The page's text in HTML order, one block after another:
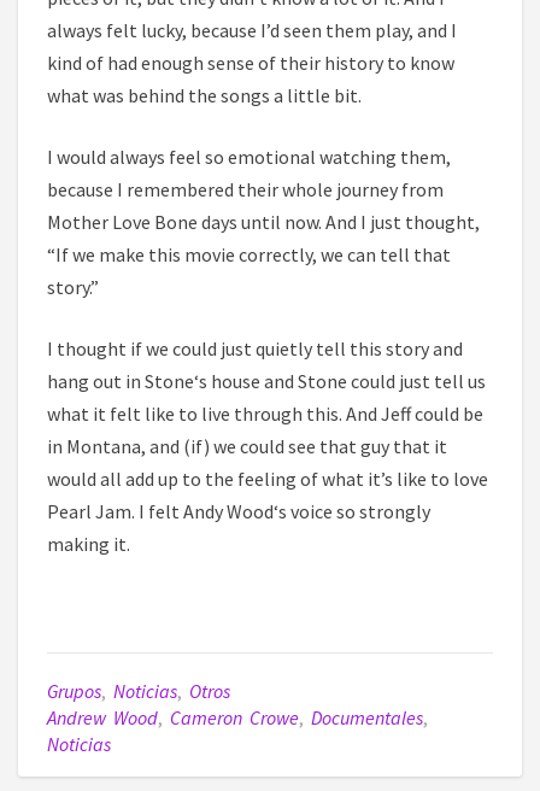
always felt lucky, because I’d seen them play, and I
kind of had enough sense of their history to know
what was behind the songs a little bit.
I would always feel so emotional watching them,
because I remembered their whole journey from
Mother Love Bone days until now. And I just thought,
“If we make this movie correctly, we can tell that
story.”
I thought if we could just quietly tell this story and
hang out in Stone‘s house and Stone could just tell us
what it felt like to live through this. And Jeff could be
in Montana, and (if) we could see that guy that it
would all add up to the feeling of what it’s like to love
Pearl Jam. I felt Andy Wood‘s voice so strongly
making it.
Grupos, Noticias, Otros
Andrew Wood, Cameron Crowe, Documentales,
Noticias